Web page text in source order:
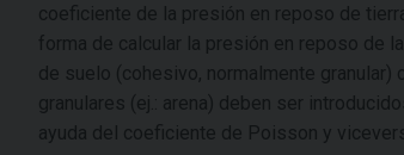
coeficiente de la presión en reposo de
forma de calcular la presión en reposo de
de suelo (cohesivo, normalmente
granulares (ej.: arena) deben ser
ayuda del coeficiente de Poisson y